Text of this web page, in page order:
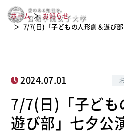
城
子
大
7/7(日)「子どもの人形
夕公演のご案内
ホーム
お知らせ
7/7(日)「子どもの人形劇＆遊び
2024.07.01
7/7(日)「子ども
遊び部」七夕公